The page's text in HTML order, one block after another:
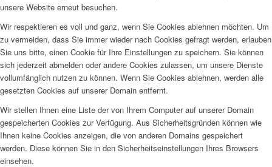
unsere Website erneut besuchen.
Wir respektieren es voll und ganz, wenn Sie Cookies ablehnen möchten. Um
zu vermeiden, dass Sie immer wieder nach Cookies gefragt werden, erlauben
Sie uns bitte, einen Cookie für Ihre Einstellungen zu speichern. Sie können
sich jederzeit abmelden oder andere Cookies zulassen, um unsere Dienste
vollumfänglich nutzen zu können. Wenn Sie Cookies ablehnen, werden alle
gesetzten Cookies auf unserer Domain entfernt.
Wir stellen Ihnen eine Liste der von Ihrem Computer auf unserer Domain
gespeicherten Cookies zur Verfügung. Aus Sicherheitsgründen können wie
Ihnen keine Cookies anzeigen, die von anderen Domains gespeichert
werden. Diese können Sie in den Sicherheitseinstellungen Ihres Browsers
einsehen.